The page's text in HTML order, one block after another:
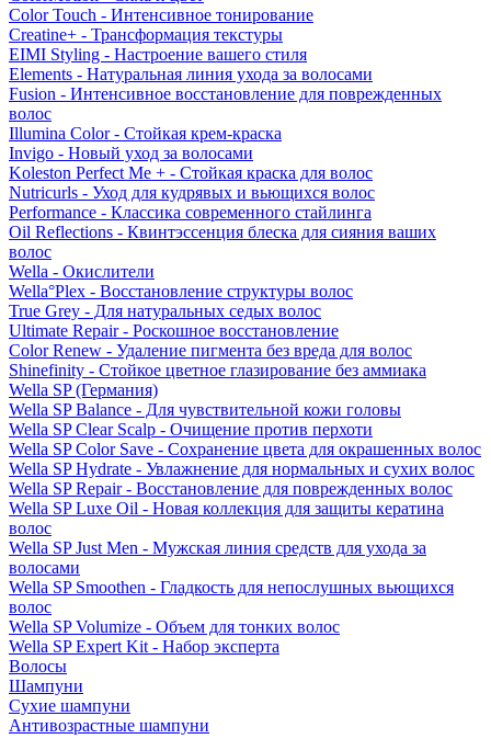
Color Touch - Интенсивное тонирование
Creatine+ - Трансформация текстуры
EIMI Styling - Настроение вашего стиля
Elements - Натуральная линия ухода за волосами
Fusion - Интенсивное восстановление для поврежденных
волос
Illumina Color - Стойкая крем-краска
Invigo - Новый уход за волосами
Koleston Perfect Me + - Стойкая краска для волос
Nutricurls - Уход для кудрявых и вьющихся волос
Performance - Классика современного стайлинга
Oil Reflections - Квинтэссенция блеска для сияния ваших
волос
Wella - Окислители
Wella°Plex - Восстановление структуры волос
True Grey - Для натуральных седых волос
Ultimate Repair - Роскошное восстановление
Color Renew - Удаление пигмента без вреда для волос
Shinefinity - Стойкое цветное глазирование без аммиака
Wella SP (Германия)
Wella SP Balance - Для чувствительной кожи головы
Wella SP Clear Scalp - Очищение против перхоти
Wella SP Color Save - Сохранение цвета для окрашенных волос
Wella SP Hydrate - Увлажнение для нормальных и сухих волос
Wella SP Repair - Восстановление для поврежденных волос
Wella SP Luxe Oil - Новая коллекция для защиты кератина
волос
Wella SP Just Men - Мужская линия средств для ухода за
волосами
Wella SP Smoothen - Гладкость для непослушных вьющихся
волос
Wella SP Volumize - Объем для тонких волос
Wella SP Expert Kit - Набор эксперта
Волосы
Шампуни
Сухие шампуни
Антивозрастные шампуни